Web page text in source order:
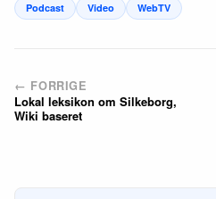
Podcast Video WebTV
← FORRIGE
Lokal leksikon om Silkeborg,
Wiki baseret